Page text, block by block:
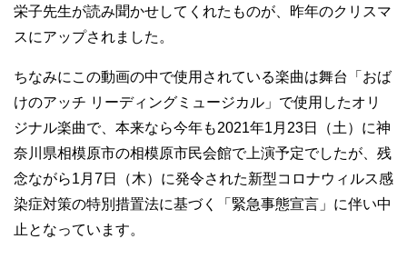
栄子先生が読み聞かせしてくれたものが、昨年のクリスマ
スにアップされました。
ちなみにこの動画の中で使用されている楽曲は舞台「おば
けのアッチ リーディングミュージカル」で使用したオリ
ジナル楽曲で、本来なら今年も2021年1月23日（土）に神
奈川県相模原市の相模原市民会館で上演予定でしたが、残
念ながら1月7日（木）に発令された新型コロナウィルス感
染症対策の特別措置法に基づく「緊急事態宣言」に伴い中
止となっています。